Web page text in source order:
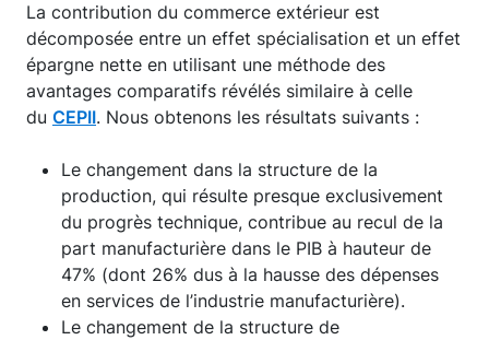
La contribution du commerce extérieur est
décomposée entre un effet spécialisation et un effet
épargne nette en utilisant une méthode des
avantages comparatifs révélés similaire à celle
du CEPII. Nous obtenons les résultats suivants :
Le changement dans la structure de la
production, qui résulte presque exclusivement
du progrès technique, contribue au recul de la
part manufacturière dans le PIB à hauteur de
47% (dont 26% dus à la hausse des dépenses
en services de l’industrie manufacturière).
Le changement de la structure de